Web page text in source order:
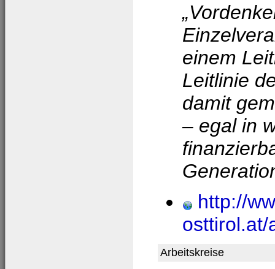
einem
Leitlinie
damit
– egal in
http://
osttirol.at/
Arbeitskreise